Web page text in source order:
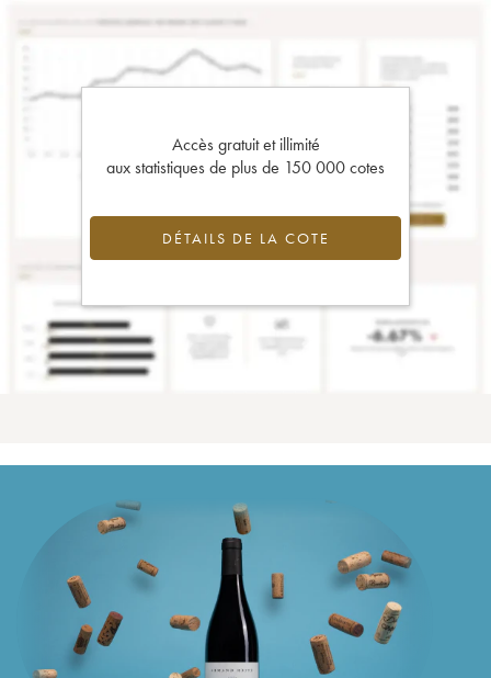
Accès gratuit et illimité
aux statistiques de plus de 150 000 cotes
DÉTAILS DE LA COTE